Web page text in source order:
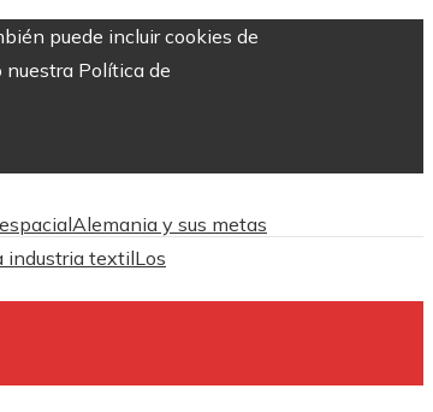
puede incluir cookies de
nuestra Política de
Alemania y sus metas
industria textilLos